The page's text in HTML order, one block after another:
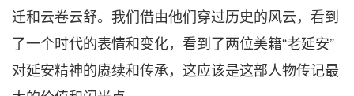
迁和云卷云舒。我们借由他们穿过历史的风云，看到
了一个时代的表情和变化，看到了两位美籍“老延安”
对延安精神的赓续和传承，这应该是这部人物传记最